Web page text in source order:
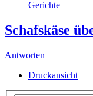
Gerichte
Schafskäse
Antworten
Druckansicht